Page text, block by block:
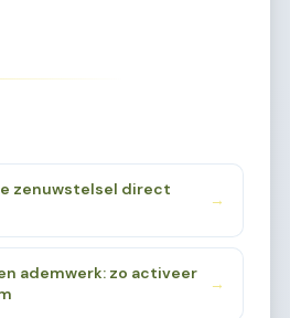
zenuwstelsel direct
→
ademwerk: zo activeer
→